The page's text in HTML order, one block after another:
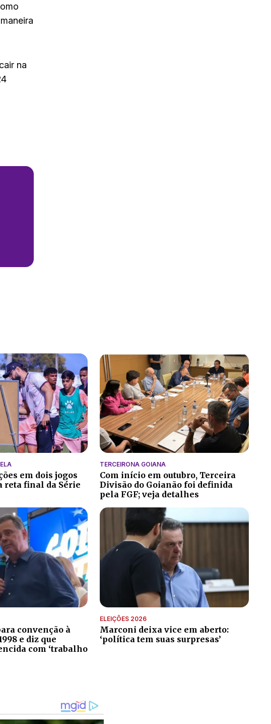
na
em dois jogos
reta final da Série
TERCEIRONA GOIANA
Com início em outubro, Terceira
Divisão do Goianão foi definida
pela FGF; veja detalhes
convenção à
e diz que
com ‘trabalho
ELEIÇÕES 2026
Marconi deixa vice em aberto:
‘política tem suas surpresas’